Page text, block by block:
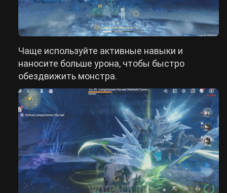
Чаще используйте активные навыки и
наносите больше урона, чтобы быстро
обездвижить монстра.